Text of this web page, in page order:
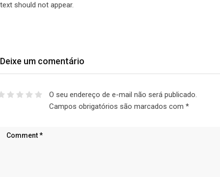
text should not appear.
Deixe um comentário
O seu endereço de e-mail não será publicado.
Campos obrigatórios são marcados com *